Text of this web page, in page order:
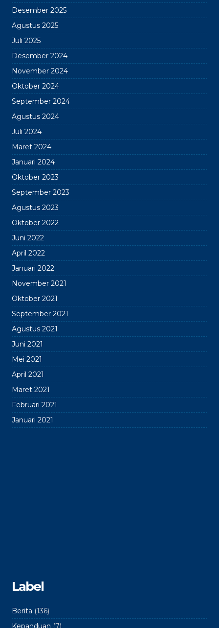
Desember 2025
Agustus 2025
Juli 2025
Desember 2024
November 2024
Oktober 2024
September 2024
Agustus 2024
Juli 2024
Maret 2024
Januari 2024
Oktober 2023
September 2023
Agustus 2023
Oktober 2022
Juni 2022
April 2022
Januari 2022
November 2021
Oktober 2021
September 2021
Agustus 2021
Juni 2021
Mei 2021
April 2021
Maret 2021
Februari 2021
Januari 2021
Label
Berita (136)
Kepanduan (7)